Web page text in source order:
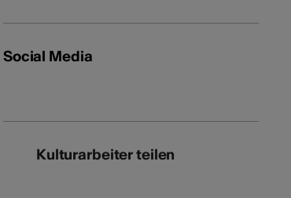
Social Media
Kulturarbeiter teilen